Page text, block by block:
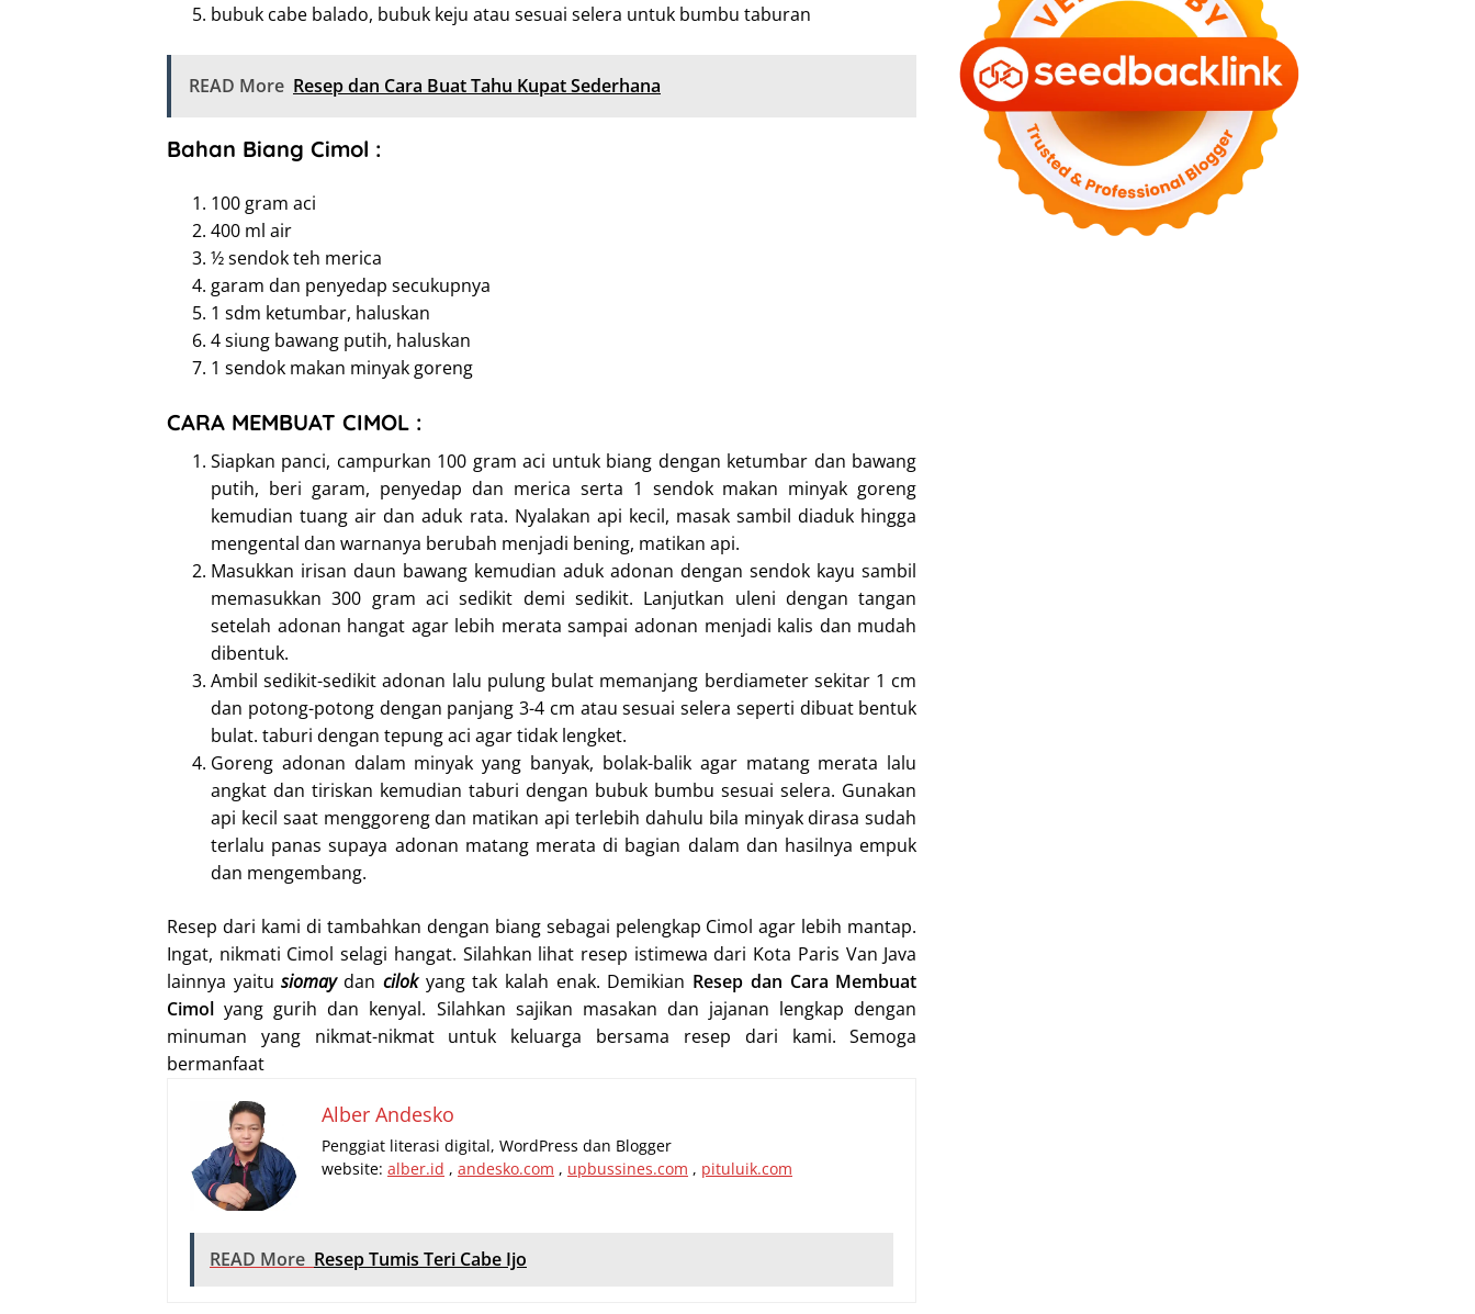
bubuk cabe balado, bubuk keju atau sesuai selera untuk bumbu taburan
READ More Resep dan Cara Buat Tahu Kupat Sederhana
Bahan Biang Cimol :
100 gram aci
400 ml air
½ sendok teh merica
garam dan penyedap secukupnya
1 sdm ketumbar, haluskan
4 siung bawang putih, haluskan
1 sendok makan minyak goreng
CARA MEMBUAT CIMOL :
Siapkan panci, campurkan 100 gram aci untuk biang dengan ketumbar dan bawang
putih, beri garam, penyedap dan merica serta 1 sendok makan minyak goreng
kemudian tuang air dan aduk rata. Nyalakan api kecil, masak sambil diaduk hingga
mengental dan warnanya berubah menjadi bening, matikan api.
Masukkan irisan daun bawang kemudian aduk adonan dengan sendok kayu sambil
memasukkan 300 gram aci sedikit demi sedikit. Lanjutkan uleni dengan tangan
setelah adonan hangat agar lebih merata sampai adonan menjadi kalis dan mudah
dibentuk.
Ambil sedikit-sedikit adonan lalu pulung bulat memanjang berdiameter sekitar 1 cm
dan potong-potong dengan panjang 3-4 cm atau sesuai selera seperti dibuat bentuk
bulat. taburi dengan tepung aci agar tidak lengket.
Goreng adonan dalam minyak yang banyak, bolak-balik agar matang merata lalu
angkat dan tiriskan kemudian taburi dengan bubuk bumbu sesuai selera. Gunakan
api kecil saat menggoreng dan matikan api terlebih dahulu bila minyak dirasa sudah
terlalu panas supaya adonan matang merata di bagian dalam dan hasilnya empuk
dan mengembang.
Resep dari kami di tambahkan dengan biang sebagai pelengkap Cimol agar lebih mantap.
Ingat, nikmati Cimol selagi hangat. Silahkan lihat resep istimewa dari Kota Paris Van Java
lainnya yaitusiomaydan cilokyang tak kalah enak. Demikian Resep dan Cara Membuat
Cimol yang gurih dan kenyal. Silahkan sajikan masakan dan jajanan lengkap dengan
minuman yang nikmat-nikmat untuk keluarga bersama resep dari kami. Semoga
bermanfaat
Alber Andesko
Penggiat literasi digital, WordPress dan Blogger
website: alber.id , andesko.com , upbussines.com , pituluik.com
READ More Resep Tumis Teri Cabe Ijo